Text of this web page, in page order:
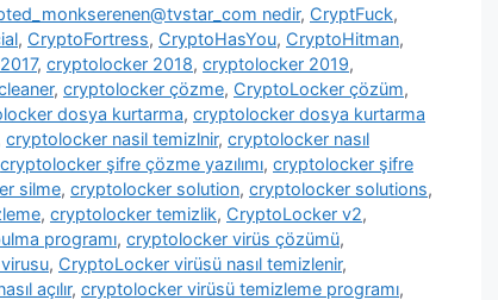
nedir, CryptFuck,
, CryptoFortress, CryptoHasYou, CryptoHitman,
, cryptolocker 2018, cryptolocker 2019,
, cryptolocker çözme, CryptoLocker çözüm,
dosya kurtarma, cryptolocker dosya kurtarma
cryptolocker nasil temizlnir, cryptolocker nasıl
cryptolocker şifre çözme yazılımı, cryptolocker şifre
silme, cryptolocker solution, cryptolocker solutions,
, cryptolocker temizlik, CryptoLocker v2,
programı, cryptolocker virüs çözümü,
, CryptoLocker virüsü nasıl temizlenir,
açılır, cryptolocker virüsü temizleme programı,